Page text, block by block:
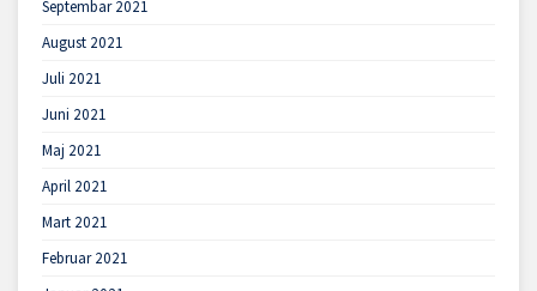
Septembar 2021
August 2021
Juli 2021
Juni 2021
Maj 2021
April 2021
Mart 2021
Februar 2021